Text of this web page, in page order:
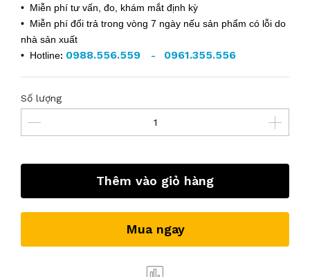
• Miễn phí tư vấn, đo, khám mắt định kỳ
• Miễn phí đổi trả trong vòng 7 ngày nếu sản phẩm có lỗi do
nhà sản xuất
• Hotline: 0988.556.559 - 0961.355.556
Số lượng
Thêm vào giỏ hàng
Mua ngay